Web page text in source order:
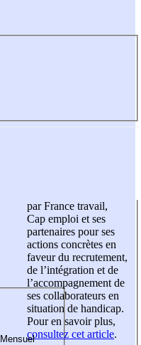
par France travail,
Cap emploi et ses
partenaires pour ses
actions concrètes en
faveur du recrutement,
de l’intégration et de
l’accompagnement de
ses collaborateurs en
situation de handicap.
Pour en savoir plus,
consultez cet article.